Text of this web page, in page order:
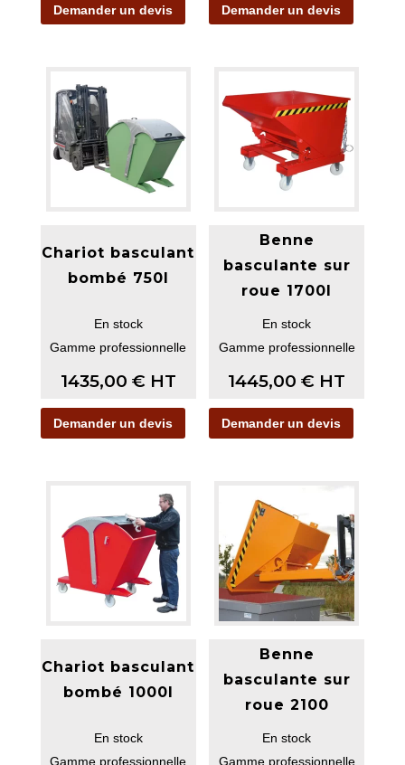
Demander un devis Demander un devis
Chariot basculant
bombé 750l
En stock
Gamme professionnelle
1435,00 € HT
Demander un devis
Benne
basculante sur
roue 1700l
En stock
Gamme professionnelle
1445,00€ HT
Demander un devis
Chariot basculant
bombé 1000l
En stock
Gamme professionnelle
Benne
basculante sur
roue 2100
En stock
Gamme professionnelle